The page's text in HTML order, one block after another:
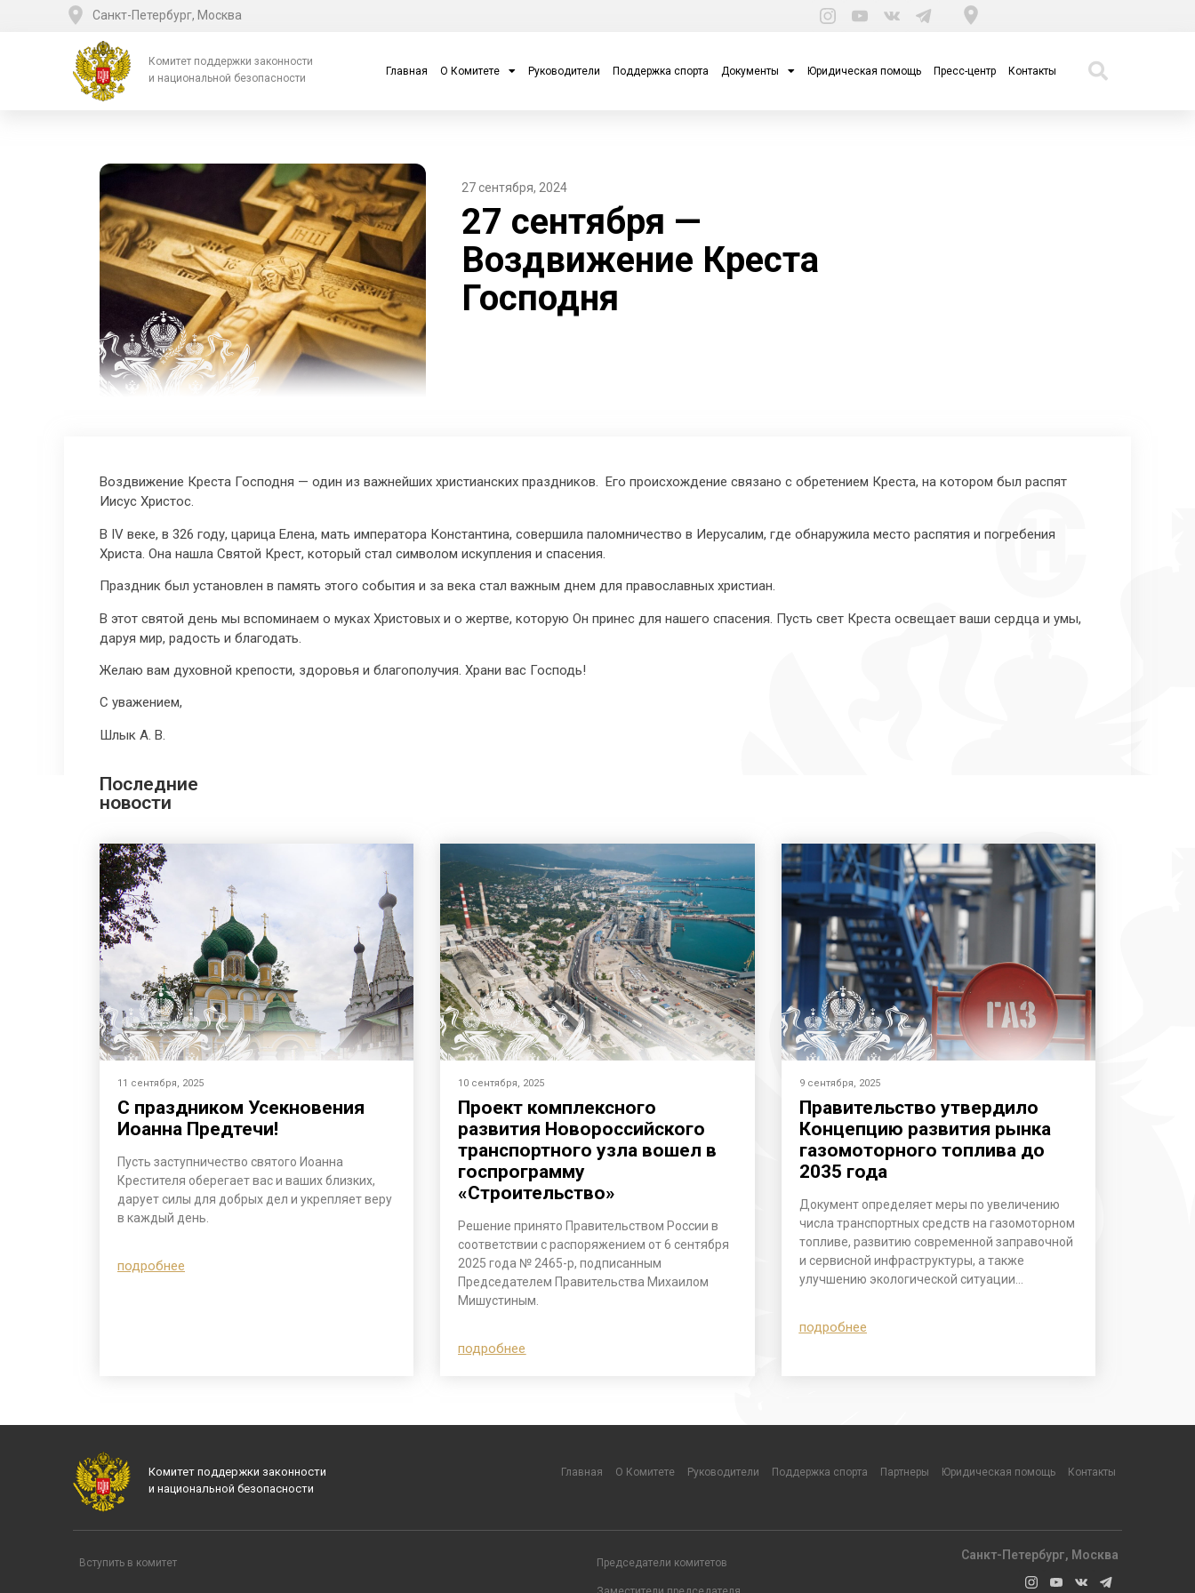
Санкт-Петербург, Москва
Комитет поддержки законности
и национальной безопасности
Главная О Комитете Руководители Поддержка спорта Документы Юридическая помощь Пресс-центр Контакты
27 сентября, 2024
27 сентября —
Воздвижение Креста
Господня
Воздвижение Креста Господня — один из важнейших христианских праздников.
Его происхождение связано с обретением Креста, на котором был распят
Иисус Христос.
В IV веке, в 326 году, царица Елена, мать императора Константина, совершила паломничество в Иерусалим, где обнаружила место распятия и погребения
Христа. Она нашла Святой Крест, который стал символом искупления и спасения.
Праздник был установлен в память этого события и за века стал важным днем для православных христиан.
В этот святой день мы вспоминаем о муках Христовых и о жертве, которую Он принес для нашего спасения. Пусть свет Креста освещает ваши сердца и умы,
даруя мир, радость и благодать.
Желаю вам духовной крепости, здоровья и благополучия. Храни вас Господь!
С уважением,
Шлык А. В.
Последние
новости
11 сентября, 2025
С праздником Усекновения
Иоанна Предтечи!
Пусть заступничество святого Иоанна
Крестителя оберегает вас и ваших близких,
дарует силы для добрых дел и укрепляет веру
в каждый день.
подробнее
10 сентября, 2025
Проект комплексного
развития Новороссийского
транспортного узла вошел в
госпрограмму
«Строительство»
Решение принято Правительством России в
соответствии с распоряжением от 6 сентября
2025 года № 2465-р, подписанным
Председателем Правительства Михаилом
Мишустиным.
подробнее
9 сентября, 2025
Правительство утвердило
Концепцию развития рынка
газомоторного топлива до
2035 года
Документ определяет меры по увеличению
числа транспортных средств на газомоторном
топливе, развитию современной заправочной
и сервисной инфраструктуры, а также
улучшению экологической ситуации…
подробнее
Комитет поддержки законности
и национальной безопасности
Главная О Комитете Руководители Поддержка спорта Партнеры Юридическая помощь Контакты
Вступить в комитет Председатели комитетов
Санкт-Петербург, Москва